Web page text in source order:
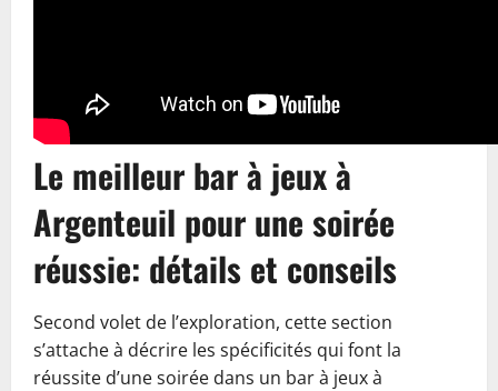
Le meilleur bar à jeux à
Argenteuil pour une soirée
réussie: détails et conseils
Second volet de l’exploration, cette section
s’attache à décrire les spécificités qui font la
réussite d’une soirée dans un bar à jeux à